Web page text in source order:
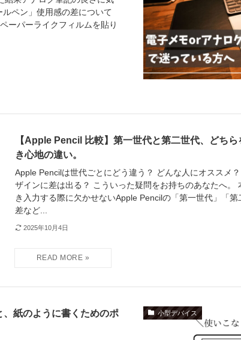
ペン」使用感の差について
ーパーライクフィルムを貼り
【Apple Pencil 比較】第一世代と第二世代、どち
き心地の違い。
Apple Pencilは世代ごとにどう違う？ どんな人にオススメ
ザインに差は出る？ こういった疑問をお持ちのあなたへ。
き入力する際に欠かせないApple Pencilの「第一世代」「
差など...
2025年10月4日
小型デバイス
紙のように書くためのポ